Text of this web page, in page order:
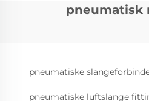
pneumatiske
pneumatiske luftslange